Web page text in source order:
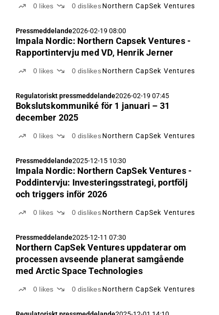
0 likes 0 dislikes Northern CapSek Ventures
Pressmeddelande2026-02-19 08:00
Impala Nordic: Northern Capsek Ventures -
Rapportintervju med VD, Henrik Jerner
0 likes 0 dislikes Northern CapSek Ventures
Regulatoriskt pressmeddelande2026-02-19 07:45
Bokslutskommuniké för 1 januari – 31
december 2025
0 likes 0 dislikes Northern CapSek Ventures
Pressmeddelande2025-12-15 10:30
Impala Nordic: Northern CapSek Ventures -
Poddintervju: Investeringsstrategi, portfölj
och triggers inför 2026
0 likes 0 dislikes Northern CapSek Ventures
Pressmeddelande2025-12-11 07:30
Northern CapSek Ventures uppdaterar om
processen avseende planerat samgående
med Arctic Space Technologies
0 likes 0 dislikes Northern CapSek Ventures